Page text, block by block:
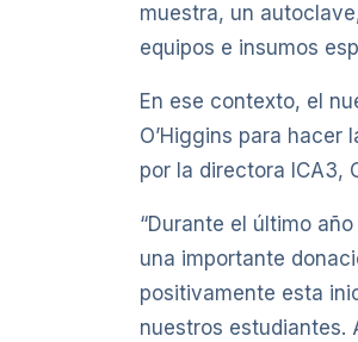
muestra, un
equipos e insumos
En ese contexto, el
O’Higgins para
por la directora ICA3,
“Durante el último
una importante
positivamente esta
nuestros estudiantes.